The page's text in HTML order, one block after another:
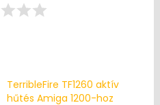
TerribleFire TF1260 aktív
hűtés Amiga 1200-hoz